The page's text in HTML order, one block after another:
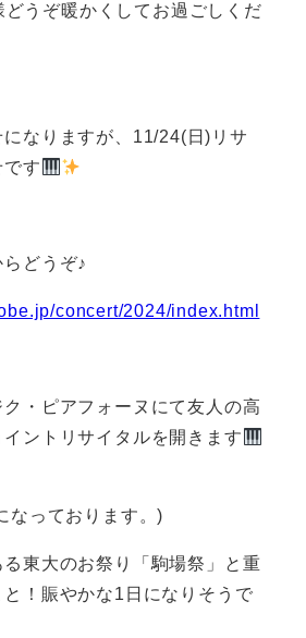
どうぞ暖かくしてお過ごしくだ
なりますが、11/24(日)リサ
す
どうぞ♪
concert/2024/index.html
・ピアフォーヌにて友人の高
ントリサイタルを開きます
なっております。)
東大のお祭り「駒場祭」と重
！賑やかな1日になりそうで